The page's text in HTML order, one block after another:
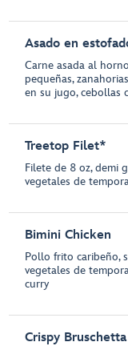
Asado en
Carne asada al
pequeñas,
en su jugo, cebollas
Treetop Filet*
Filete de 8 oz, demi
vegetales de
Bimini Chicken
Pollo frito caribeño,
vegetales de
curry
Crispy